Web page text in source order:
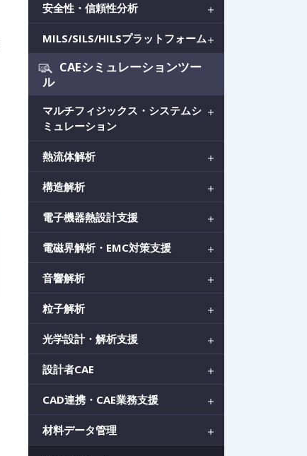
安全性・信頼性分析
MILS/SILS/HILSプラットフォーム
CAEシミュレーションツー
ル
マルチフィジックス・システムシ
ミュレーション
熱流体解析
構造解析
電子機器熱設計支援
電磁界解析・EMC対策支援
音響解析
粒子解析
光学設計・解析支援
設計者CAE
CAD連携・CAE業務支援
材料データ管理